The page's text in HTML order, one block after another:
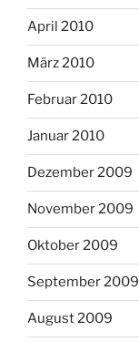
April 2010
März 2010
Februar 2010
Januar 2010
Dezember 2009
November 2009
Oktober 2009
September 2009
August 2009